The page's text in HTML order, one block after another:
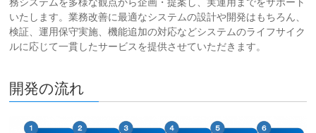
務システムを多様な観点から企画・提案し、実運用までをサポート
いたします。業務改善に最適なシステムの設計や開発はもちろん、
検証、運用保守実施、機能追加の対応などシステムのライフサイク
ルに応じて一貫したサービスを提供させていただきます。
開発の流れ